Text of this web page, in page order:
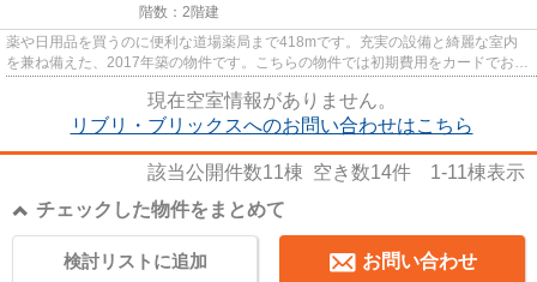
階数：2階建
薬や日用品を買うのに便利な道場薬局まで418mです。充実の設備と綺麗な室内
を兼ね備えた、2017年築の物件です。こちらの物件では初期費用をカードでお支
現在空室情報がありません。
リブリ・ブリックスへのお問い合わせはこちら
該当公開件数11棟 空き数14件 1-11棟表示
チェックした物件をまとめて
お問い合わせ
検討リストに追加